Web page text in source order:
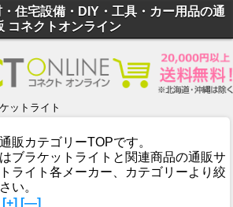
住宅設備・DIY・工具・カー用品の通
コネクトオンライン
ットライト
販カテゴリーTOPです。
ブラケットライトと関連商品の通販サ
ライト各メーカー、カテゴリーより絞
い。
[+] [—]